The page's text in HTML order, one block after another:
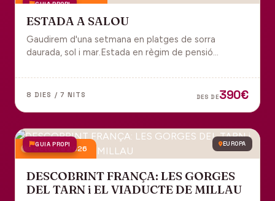
GUIA PROPI
ESTADA A SALOU
Gaudirem d'una setmana en platges de sorra
daurada, sol i mar.Estada en règim de pensió
8 DIES / 7 NITS DES DE390€
GUIA PROPI EUROPA
9 octubre 2026
DESCOBRINT FRANÇA: LES GORGES
DEL TARN i EL VIADUCTE DE MILLAU